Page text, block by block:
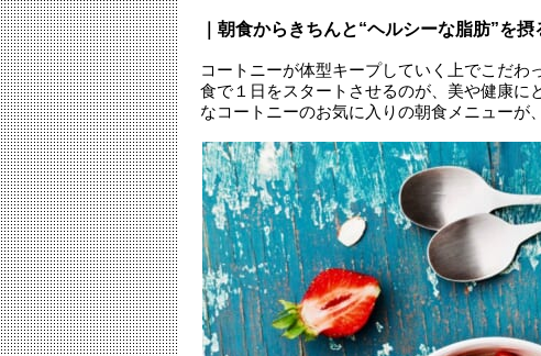
｜朝食からきちんと“ヘルシーな脂肪”を摂
コートニーが体型キープしていく上でこだ
食で１日をスタートさせるのが、美や健康に
なコートニーのお気に入りの朝食メニューが